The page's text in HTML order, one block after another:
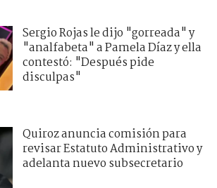
Sergio Rojas le dijo "gorreada" y
"analfabeta" a Pamela Díaz y ella
contestó: "Después pide
disculpas"
Quiroz anuncia comisión para
revisar Estatuto Administrativo y
adelanta nuevo subsecretario